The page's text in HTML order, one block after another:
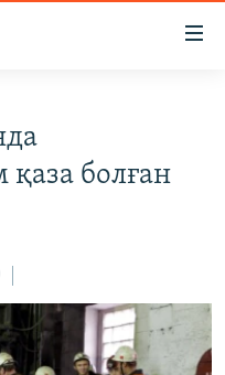
болған